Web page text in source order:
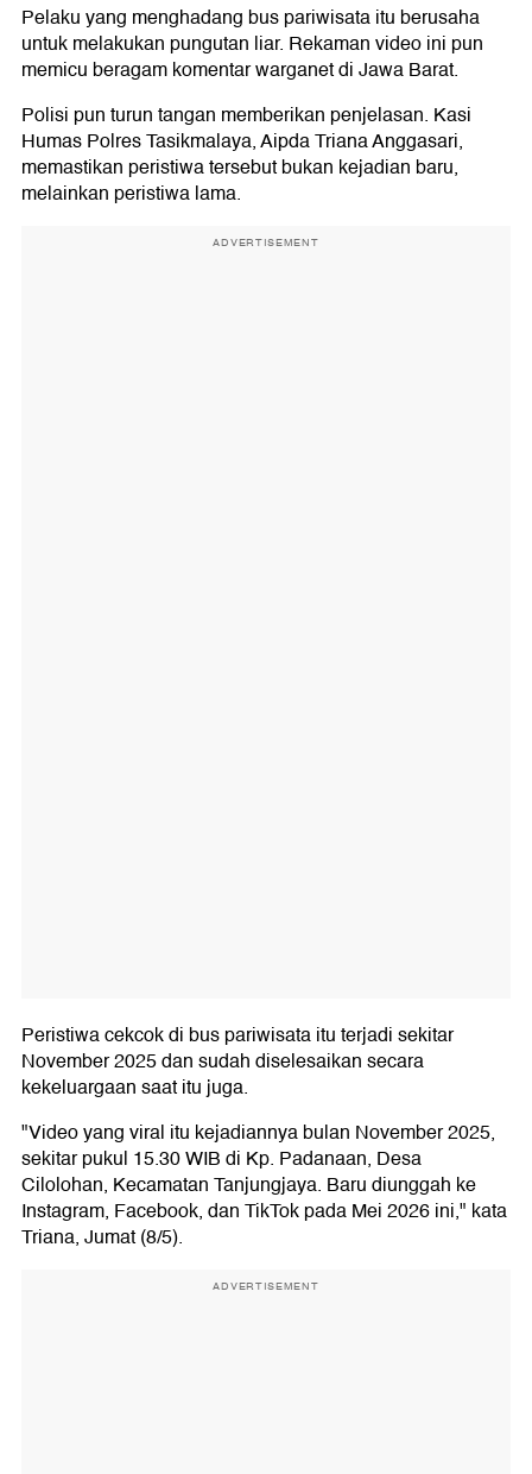
Pelaku yang menghadang bus pariwisata itu berusaha
untuk melakukan pungutan liar. Rekaman video ini pun
memicu beragam komentar warganet di Jawa Barat.
Polisi pun turun tangan memberikan penjelasan. Kasi
Humas Polres Tasikmalaya, Aipda Triana Anggasari,
memastikan peristiwa tersebut bukan kejadian baru,
melainkan peristiwa lama.
ADVERTISEMENT
Peristiwa cekcok di bus pariwisata itu terjadi sekitar
November 2025 dan sudah diselesaikan secara
kekeluargaan saat itu juga.
"Video yang viral itu kejadiannya bulan November 2025,
sekitar pukul 15.30 WIB di Kp. Padanaan, Desa
Cilolohan, Kecamatan Tanjungjaya. Baru diunggah ke
Instagram, Facebook, dan TikTok pada Mei 2026 ini," kata
Triana, Jumat (8/5).
ADVERTISEMENT